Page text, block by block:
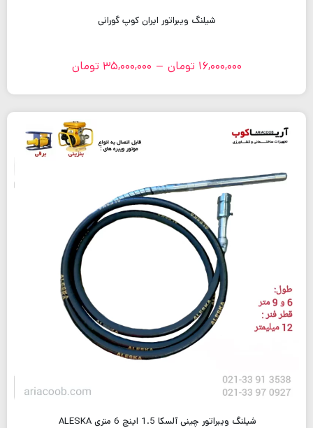
شیلنگ ویبراتور ایران کوپ گورانی
16,000,000 تومان –
35,000,000 تومان
شیلنگ ویبراتور چینی آلسکا 1.5 اینچ 6 متری ALESKA